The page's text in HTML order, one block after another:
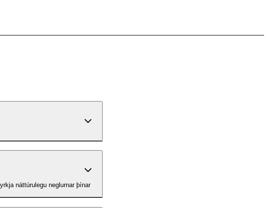
náttúrulegu neglurnar þínar